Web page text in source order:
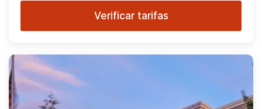
Verificar tarifas